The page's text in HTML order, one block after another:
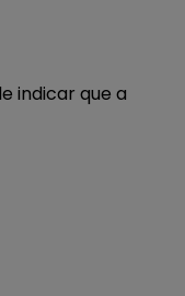
indicar que a